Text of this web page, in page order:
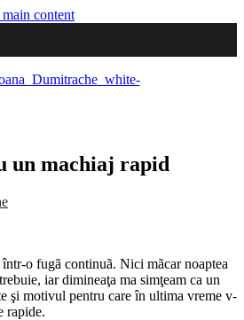
content
un machiaj rapid
o fugã continuã. Nici mãcar noaptea
iar dimineaţa ma simţeam ca un
şi motivul pentru care în ultima vreme v-
rapide.